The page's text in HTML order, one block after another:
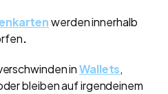
werden innerhalb
.
inWallets,
bleiben auf irgendeinem